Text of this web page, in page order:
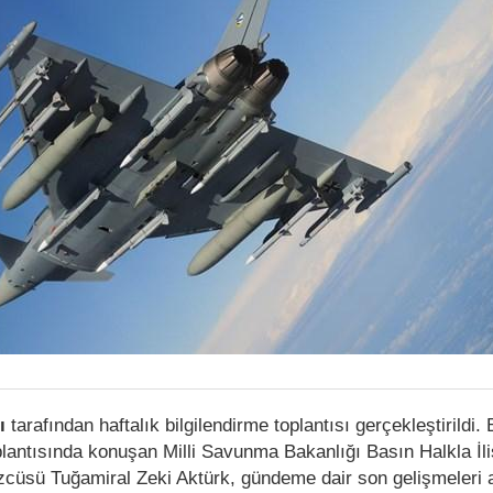
tarafından haftalık bilgilendirme toplantısı gerçekleştirildi.
konuşan Milli Savunma Bakanlığı Basın Halkla
Tuğamiral Zeki Aktürk, gündeme dair son gelişmeleri